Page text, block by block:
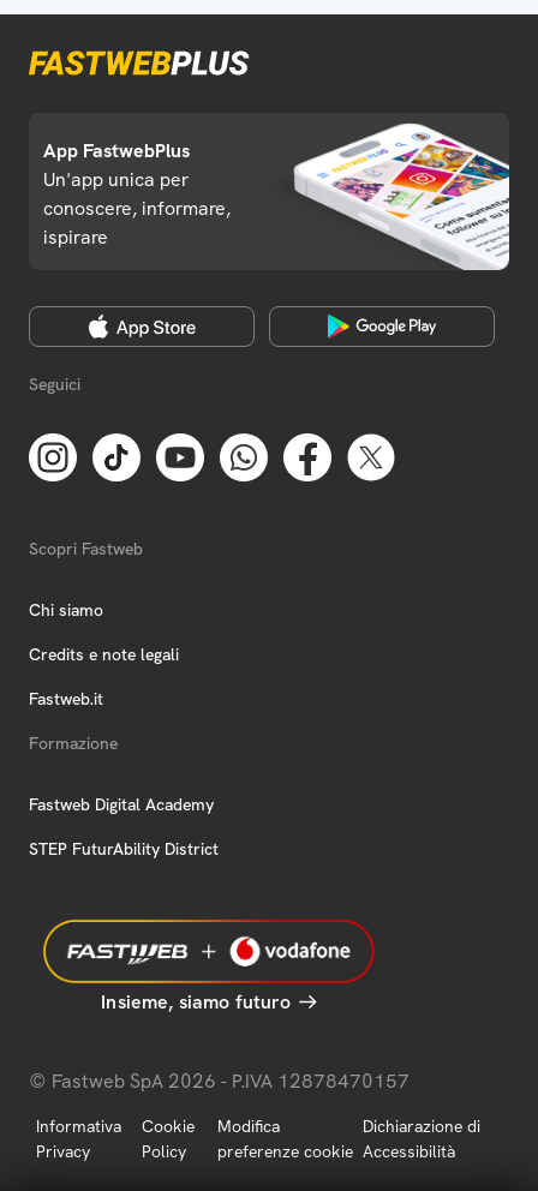
App FastwebPlus
Un'app unica per
conoscere, informare,
ispirare
Seguici
Scopri Fastweb
Chi siamo
Credits e note legali
Fastweb.it
Formazione
Fastweb Digital Academy
STEP FuturAbility District
Insieme, siamo futuro
© Fastweb SpA 2026 - P.IVA 12878470157
Informativa
Privacy
Cookie
Policy
Modifica
preferenze cookie
Dichiarazione di
Accessibilità